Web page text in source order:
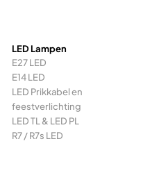
LED Lampen
E27 LED
E14 LED
LED Prikkabel en
feestverlichting
LED TL & LED PL
R7 / R7s LED